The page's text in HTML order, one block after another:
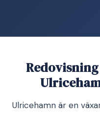
Ulricehamn är en